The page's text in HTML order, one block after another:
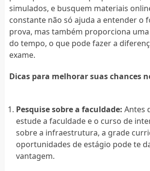
simulados, e busquem materiais
constante não só ajuda a entender o
prova, mas também proporciona
do tempo, o que pode fazer a
exame.
Dicas para melhorar suas chances
Pesquise sobre a faculdade: Antes
estude a faculdade e o curso de
sobre a infraestrutura, a grade
oportunidades de estágio pode te
vantagem.